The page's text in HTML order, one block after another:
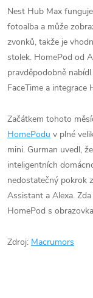
Nest Hub Max
fotoalba a může
zvonků, takže je
stolek. HomePod od
pravděpodobně
FaceTime a
Začátkem tohoto
HomePodu v plné
mini. Gurman uvedl,
inteligentních
nedostatečný pokrok
Assistant a Alexa.
HomePod s
Zdroj: Macrumors